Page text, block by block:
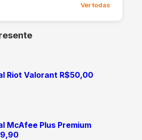
Ver todas
Riot Valorant R$50,00
McAfee Plus Premium